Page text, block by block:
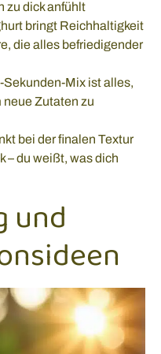
zu dick anfühlt
bringt Reichhaltigkeit
die alles befriedigender
Sekunden-Mix ist alles,
neue Zutaten zu
bei der finalen Textur
– du weißt, was dich
und